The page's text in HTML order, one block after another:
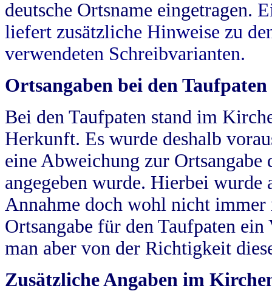
deutsche Ortsname eingetragen.
liefert zusätzliche Hinweise zu
verwendeten Schreibvarianten.
Ortsangaben bei den Taufpaten
Bei den Taufpaten stand im
Herkunft. Es wurde deshalb
eine Abweichung zur
angegeben wurde. Hierbei wurde
Annahme doch wohl nicht
Ortsangabe für den Taufpaten
man aber von der Richtigkeit
Zusätzliche Angaben im